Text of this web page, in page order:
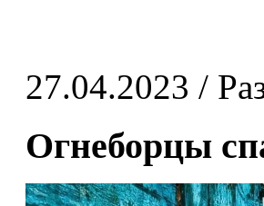
27.04.2023 /
Огнеборцы